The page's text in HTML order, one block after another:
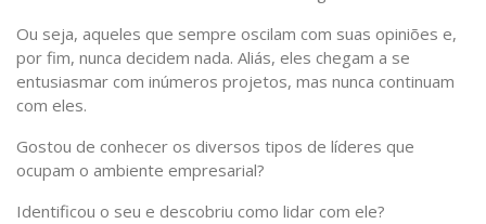
Ou seja, aqueles que sempre oscilam com suas opiniões e,
por fim, nunca decidem nada. Aliás, eles chegam a se
entusiasmar com inúmeros projetos, mas nunca continuam
com eles.
Gostou de conhecer os diversos tipos de líderes que
ocupam o ambiente empresarial?
Identificou o seu e descobriu como lidar com ele?